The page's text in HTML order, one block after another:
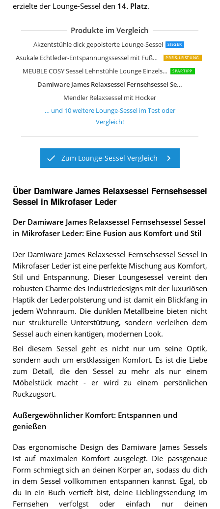
erzielte der Lounge-Sessel den 14. Platz.
Produkte im Vergleich
Akzentstühle dick gepolsterte Lounge-Sessel SIEGER
Asukale Echtleder-Entspannungssessel mit Fußhocker PREIS-LEISTUNG
MEUBLE COSY Sessel Lehnstühle Lounge Einzelsofa SPARTIPP
Damiware James Relaxsessel Fernsehsessel Sessel in Mikrofaser Leder
Mendler Relaxsessel mit Hocker
le canapé Loungesessel drehbar
SPACEREBELS Sessel Wohnzimmer
Cavadore XXL-Sessel Assado Großer
Kare Design Relaxsessel Lazy Samt
Moderner Akzentstuhl und Ottomane
Kare Design Sessel Tudor Velvet
Bequemer Stoff-Lounge-Sessel
Generisch PU Leder Akzentstuhl
Atlantic Home Collection BEN Sessel
… und 10weitere Lounge-Sesselim Test oder
Vergleich!
Zum Lounge-Sessel Vergleich
Über Damiware James Relaxsessel Fernsehsessel
Sessel in Mikrofaser Leder
Der Damiware James Relaxsessel Fernsehsessel Sessel
in Mikrofaser Leder: Eine Fusion aus Komfort und Stil
Der Damiware James Relaxsessel Fernsehsessel Sessel in
Mikrofaser Leder ist eine perfekte Mischung aus Komfort,
Stil und Entspannung. Dieser Loungesessel vereint den
robusten Charme des Industriedesigns mit der luxuriösen
Haptik der Lederpolsterung und ist damit ein Blickfang in
jedem Wohnraum. Die dunklen Metallbeine bieten nicht
nur strukturelle Unterstützung, sondern verleihen dem
Sessel auch einen kantigen, modernen Look.
Bei diesem Sessel geht es nicht nur um seine Optik,
sondern auch um erstklassigen Komfort. Es ist die Liebe
zum Detail, die den Sessel zu mehr als nur einem
Möbelstück macht - er wird zu einem persönlichen
Rückzugsort.
Außergewöhnlicher Komfort: Entspannen und
genießen
Das ergonomische Design des Damiware James Sessels
ist auf maximalen Komfort ausgelegt. Die passgenaue
Form schmiegt sich an deinen Körper an, sodass du dich
in dem Sessel vollkommen entspannen kannst. Egal, ob
du in ein Buch vertieft bist, deine Lieblingssendung im
Fernsehen verfolgst oder einfach nur deinen